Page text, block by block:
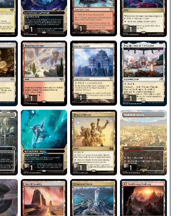
1 1 1
1 1 1
1 1 1